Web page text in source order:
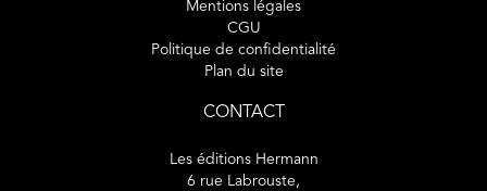
Mentions légales
CGU
Politique de confidentialité
Plan du site
CONTACT
Les éditions Hermann
6 rue Labrouste,